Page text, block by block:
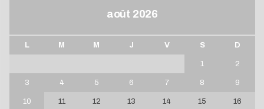
août 2026
L M M J V S D
1 2
3 4 5 6 7 8 9
10 11 12 13 14 15 16